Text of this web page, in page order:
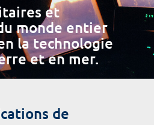
et
monde entier
la technologie
et en mer.
de